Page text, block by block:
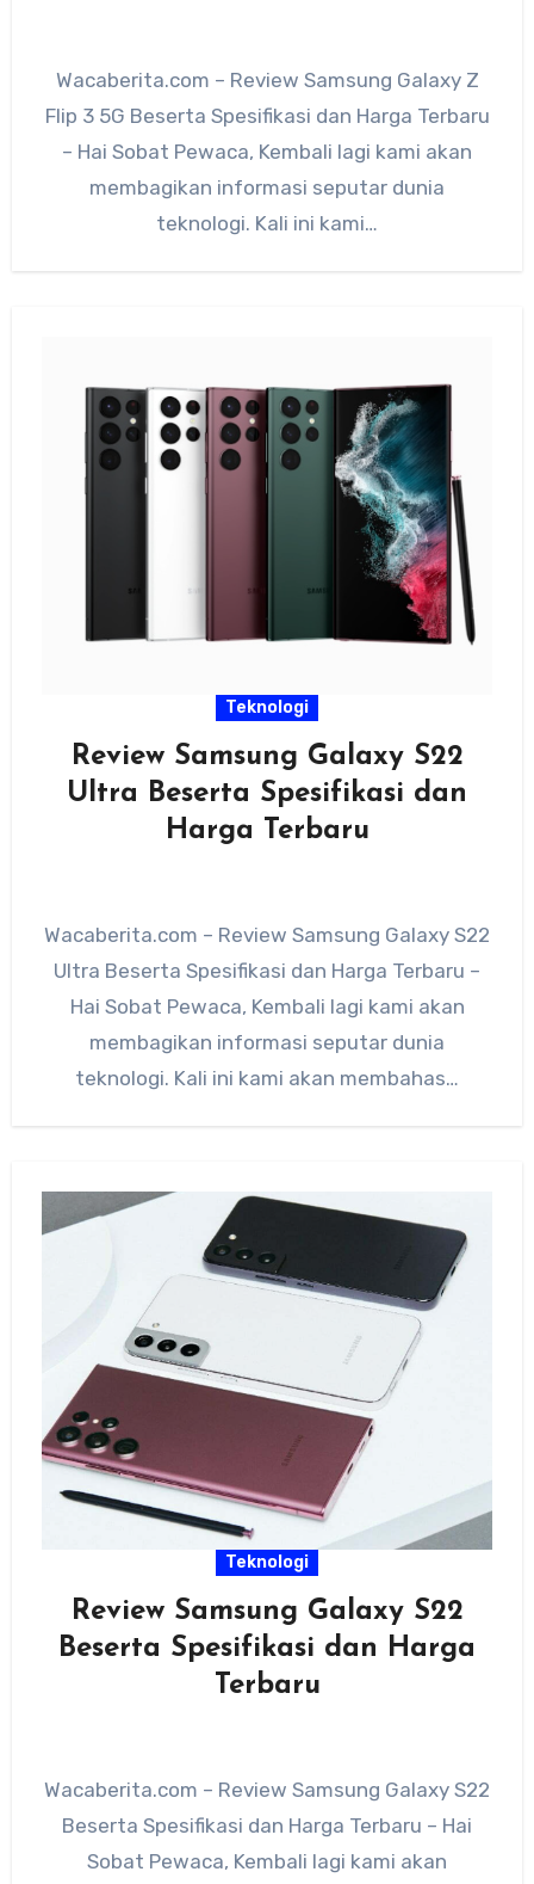
Wacaberita.com – Review Samsung Galaxy Z
Flip 3 5G Beserta Spesifikasi dan Harga Terbaru
– Hai Sobat Pewaca, Kembali lagi kami akan
membagikan informasi seputar dunia
teknologi. Kali ini kami…
Teknologi
Review Samsung Galaxy S22
Ultra Beserta Spesifikasi dan
Harga Terbaru
Wacaberita.com – Review Samsung Galaxy S22
Ultra Beserta Spesifikasi dan Harga Terbaru –
Hai Sobat Pewaca, Kembali lagi kami akan
membagikan informasi seputar dunia
teknologi. Kali ini kami akan membahas…
Teknologi
Review Samsung Galaxy S22
Beserta Spesifikasi dan Harga
Terbaru
Wacaberita.com – Review Samsung Galaxy S22
Beserta Spesifikasi dan Harga Terbaru – Hai
Sobat Pewaca, Kembali lagi kami akan